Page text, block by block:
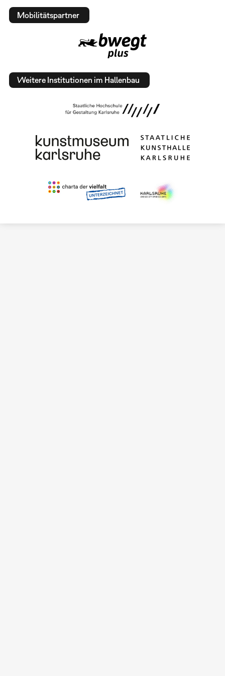
Mobilitätspartner
Weitere Institutionen im Hallenbau